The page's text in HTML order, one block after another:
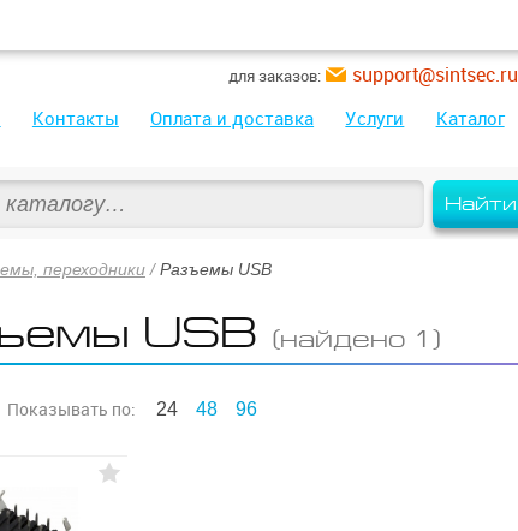
Найти
Контакты Оплата и доставка Услуги Каталог
для заказов: support@sintsec.ru
переходники /Разъемы USB
USB (найдено 1)
Показывать по: 24 48 96